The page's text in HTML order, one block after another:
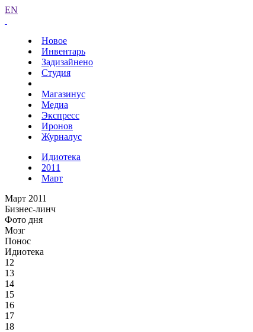
EN
Новое
Инвентарь
Задизайнено
Студия
Магазинус
Медиа
Экспресс
Иронов
Журналус
Идиотека
2011
Март
Март 2011
Бизнес-линч
Фото дня
Мозг
Понос
Идиотека
12
13
14
15
16
17
18